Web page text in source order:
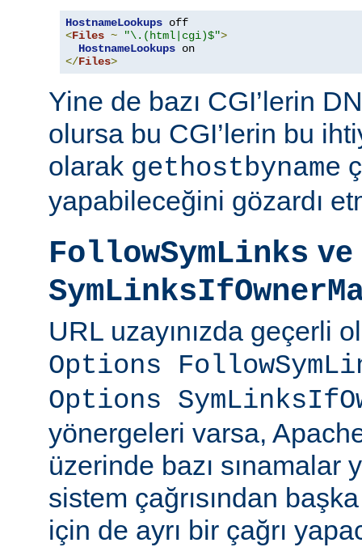
HostnameLookups
<Files ~ "\.(html|cgi)$">
HostnameLookups
</Files>
Yine de bazı CGI’lerin
olursa bu CGI’lerin bu
olarak gethostbyname
yapabileceğini gözardı
FollowSymLinks ve
URL uzayınızda geçerli
Options
Options
yönergeleri varsa,
üzerinde bazı sınamalar
sistem çağrısından
için de ayrı bir çağrı